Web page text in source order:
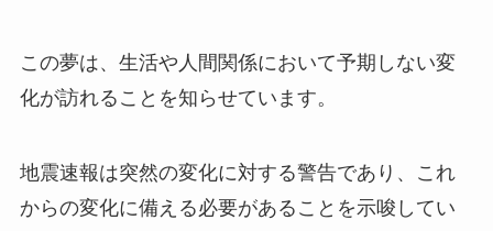
この夢は、生活や人間関係において予期しない変
化が訪れることを知らせています。
地震速報は突然の変化に対する警告であり、これ
からの変化に備える必要があることを示唆してい